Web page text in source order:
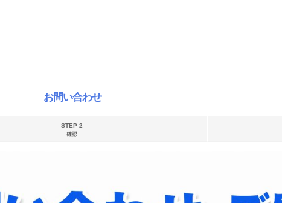
お問い合わせ
STEP 2
確認